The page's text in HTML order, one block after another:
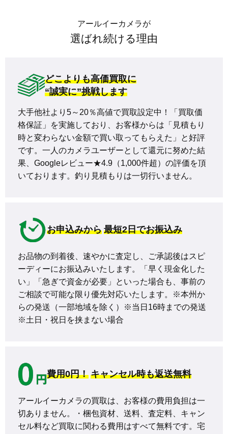
アールイーカメラが
選ばれ続ける理由
どこよりも高価買取に
“誠実に”挑戦します
大手他社より5～20％高値で買取設定中！「買取価
格保証」を実施しており、お客様からは「見積もり
時と変わらない金額で買い取ってもらえた」と好評
です。一人のカメラユーザーとして還元に努めた結
果、Googleレビュー★4.9（1,000件超）の評価を頂
いております。釣り見積もりは一切行いません。
お申込みから 最短2日でお振込み
お品物の到着後、速やかに査定し、ご承認後はスピ
ーディーにお振込みいたします。「早く現金化した
い」「急ぎで資金が必要」といった場合も、事前の
ご相談で可能な限り優先対応いたします。※本州か
らの発送（一部地域を除く）※当日16時までの発送
※土日・祝日を挟まない場合
費用0円！ キャンセル時も返送無料
アールイーカメラの買取は、お客様の費用負担は一
切ありません。・梱包資材、送料、査定料、キャン
セル料など買取に関わる費用はすべて無料です。宅